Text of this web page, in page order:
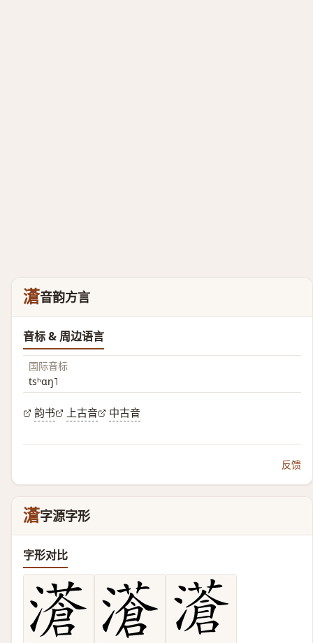
濸音韵方言
音标 & 周边语言
国际音标
tsʰɑŋ˥
韵书 上古音 中古音
反馈
濸字源字形
字形对比